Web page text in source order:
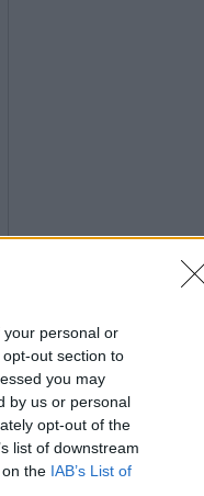
personal or
out section to
you may
by us or personal
opt-out of the
list of downstream
the IAB’s List of